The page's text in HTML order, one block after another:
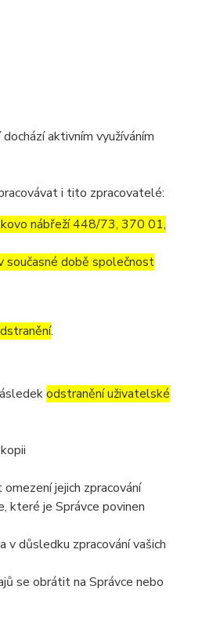
aktivním využíváním
i tito zpracovatelé:
nábřeží 448/73, 370 01,
současné době společnost
.
odstranění uživatelské
jejich zpracování
které je Správce povinen
v důsledku zpracování vašich
se obrátit na Správce nebo